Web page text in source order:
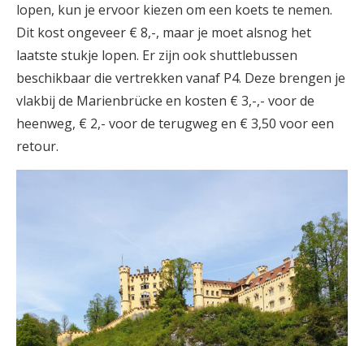
lopen, kun je ervoor kiezen om een koets te nemen.
Dit kost ongeveer € 8,-, maar je moet alsnog het
laatste stukje lopen. Er zijn ook shuttlebussen
beschikbaar die vertrekken vanaf P4. Deze brengen je
vlakbij de Marienbrücke en kosten € 3,-,- voor de
heenweg, € 2,- voor de terugweg en € 3,50 voor een
retour.